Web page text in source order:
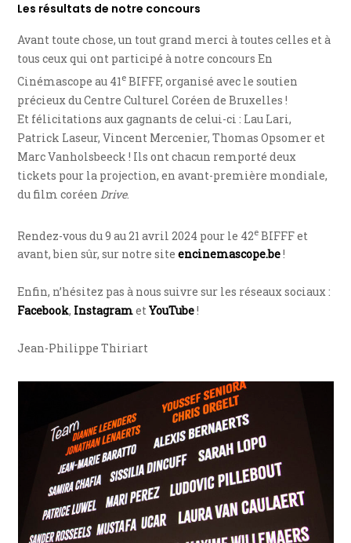
Les résultats de notre concours
Avant toute chose, un tout grand merci à toutes celles et à
tous ceux qui ont participé à notre concours En
Cinémascope au 41 e BIFFF, organisé avec le soutien
précieux du Centre Culturel Coréen de Bruxelles !
Et félicitations aux gagnants de celui-ci : Lau Lari,
Patrick Laseur, Vincent Mercenier, Thomas Opsomer et
Marc Vanholsbeeck ! Ils ont chacun remporté deux
tickets pour la projection, en avant-première mondiale,
du film coréen Drive.
Rendez-vous du 9 au 21 avril 2024 pour le 42e BIFFF et
avant, bien sûr, sur notre siteencinemascope.be!
Enfin, n’hésitez pas à nous suivre sur les réseaux sociaux :
Facebook, InstagrametYouTube!
Jean-Philippe Thiriart